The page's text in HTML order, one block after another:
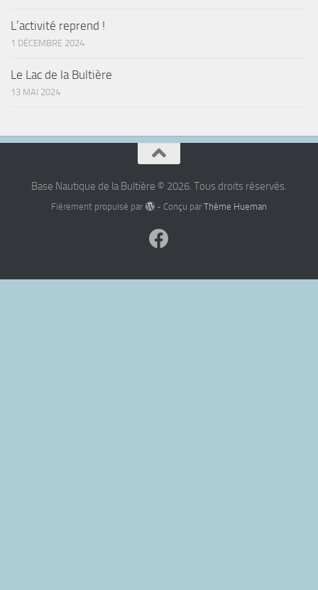
L’activité reprend !
1 DÉCEMBRE 2024
Le Lac de la Bultière
13 MAI 2024
Base Nautique de la Bultière © 2026. Tous droits réservés.
Fièrement propulsé par - Conçu par Thème Hueman